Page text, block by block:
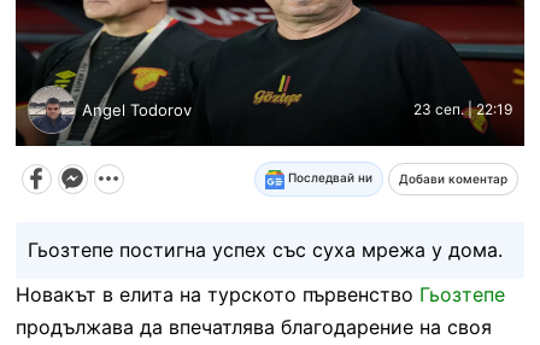
Angel Todorov 23 сеп. | 22:19
Последвай ни Добави коментар
Гьозтепе постигна успех със суха мрежа у дома.
Новакът в елита на турското първенство Гьозтепе
продължава да впечатлява благодарение на своя